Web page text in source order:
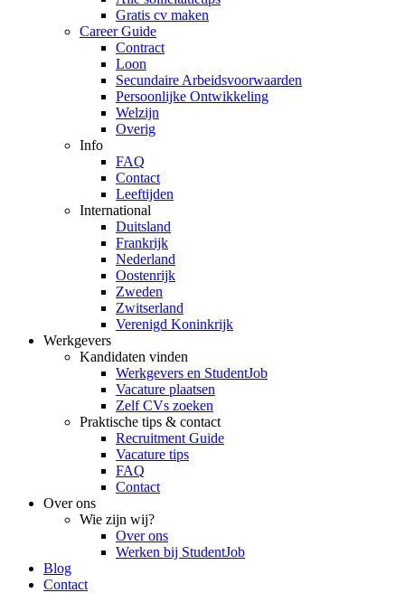
Gratis cv maken
Career Guide
Contract
Loon
Secundaire Arbeidsvoorwaarden
Persoonlijke Ontwikkeling
Welzijn
Overig
Info
FAQ
Contact
Leeftijden
International
Duitsland
Frankrijk
Nederland
Oostenrijk
Zweden
Zwitserland
Verenigd Koninkrijk
Werkgevers
Kandidaten vinden
Werkgevers en StudentJob
Vacature plaatsen
Zelf CVs zoeken
Praktische tips & contact
Recruitment Guide
Vacature tips
FAQ
Contact
Over ons
Wie zijn wij?
Over ons
Werken bij StudentJob
Blog
Contact